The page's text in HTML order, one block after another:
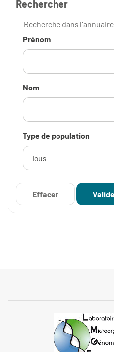
Rechercher
Recherche dans l'annuaire
Prénom
Nom
Type de population